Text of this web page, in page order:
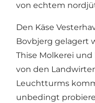
von echtem
Den Käse
Bovbjerg gelagert
Thise Molkerei
von den
Leuchtturms
unbedingt